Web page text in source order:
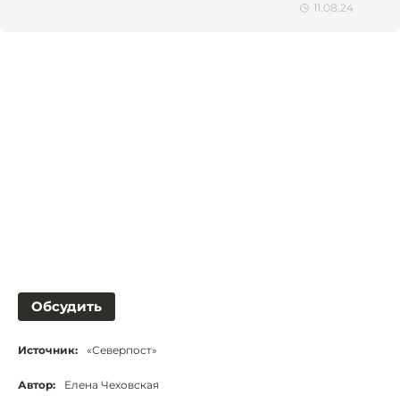
11.08.24
Обсудить
Источник: «Северпост»
Автор: Елена Чеховская